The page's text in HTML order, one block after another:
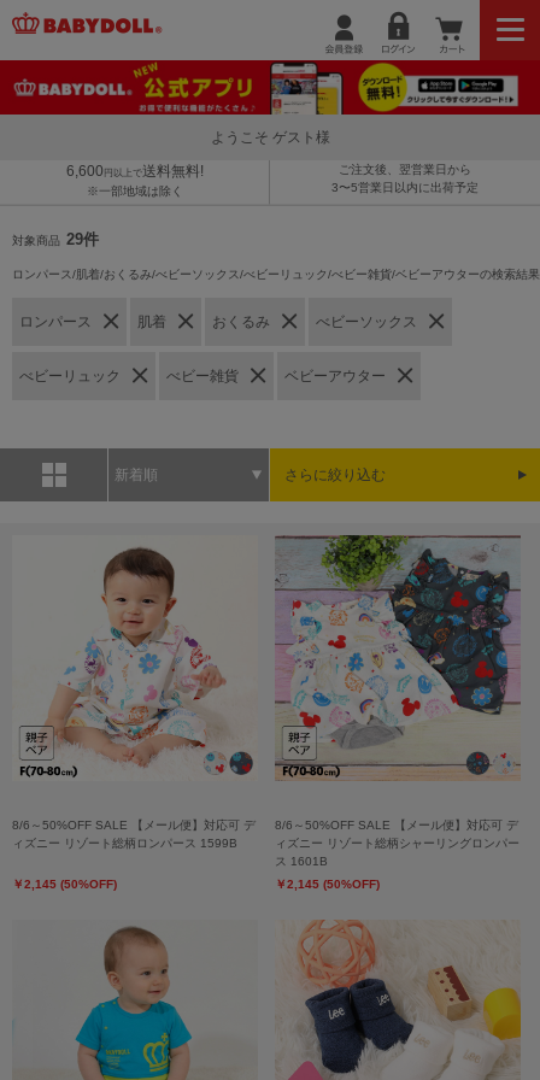
ようこそ ゲスト様
6,600 円以上で送料無料!
※一部地域は除く
ご注文後、翌営業日から
3〜5営業日以内に出荷予定
対象商品 29件
ロンパース/肌着/おくるみ/べビーソックス/べビーリュック/べビー雑貨/ベビーアウターの検索結果
ロンパース 肌着 おくるみ べビーソックス
べビーリュック べビー雑貨 ベビーアウター
新着順 さらに絞り込む
8/6～50%OFF SALE 【メール便】対応可 デ
ィズニー リゾート総柄ロンパース 1599B
￥2,145 (50%OFF)
8/6～50%OFF SALE 【メール便】対応可 デ
ィズニー リゾート総柄シャーリングロンパー
ス 1601B
￥2,145 (50%OFF)